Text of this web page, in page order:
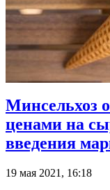
Минсельхоз
ценами на
введения
19 мая 2021, 16:18